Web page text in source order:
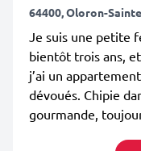
64400, Oloron-
Je suis une petite
bientôt trois ans,
j’ai un
dévoués. Chipie
gourmande,